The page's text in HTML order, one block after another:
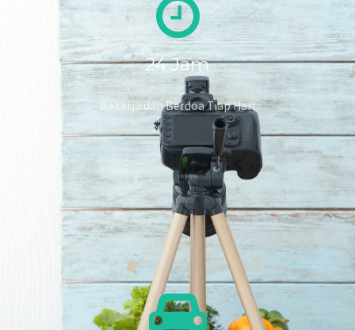
24 Jam
Bekerja dan Berdoa Tiap Hari